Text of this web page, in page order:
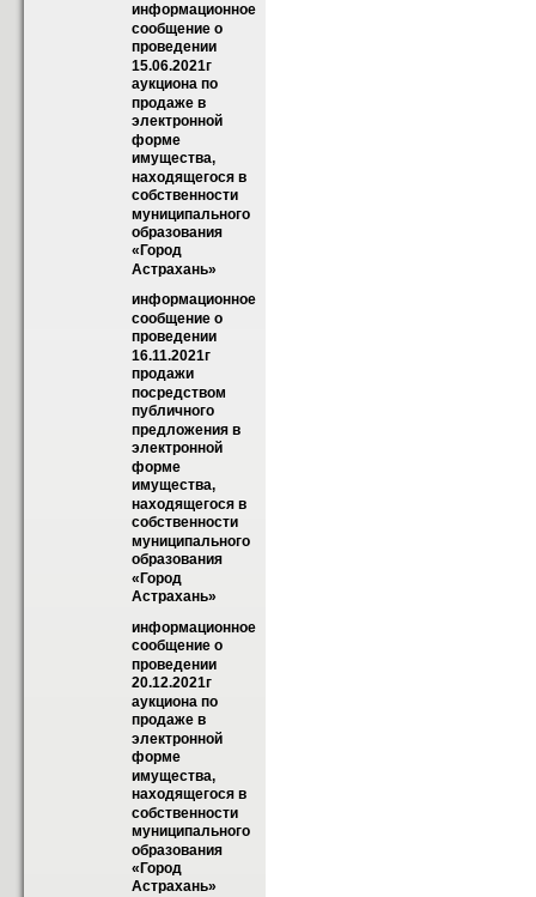
информационное
сообщение о
проведении
15.06.2021г
аукциона по
продаже в
электронной
форме
имущества,
находящегося в
собственности
муниципального
образования
«Город
Астрахань»
информационное
сообщение о
проведении
16.11.2021г
продажи
посредством
публичного
предложения в
электронной
форме
имущества,
находящегося в
собственности
муниципального
образования
«Город
Астрахань»
информационное
сообщение о
проведении
20.12.2021г
аукциона по
продаже в
электронной
форме
имущества,
находящегося в
собственности
муниципального
образования
«Город
Астрахань»